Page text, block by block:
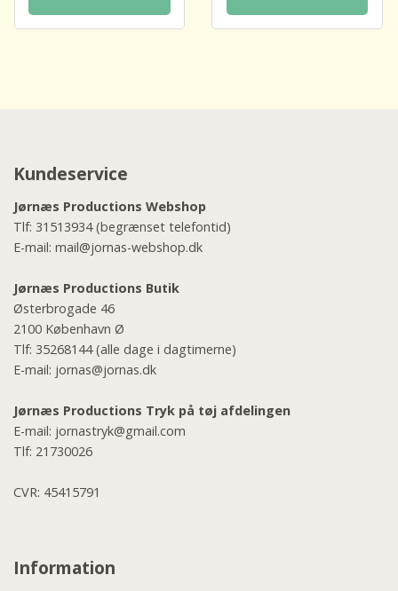
Kundeservice
Jørnæs Productions Webshop
Tlf: 31513934(begrænset telefontid)
E-mail: mail@jornas-webshop.dk
Jørnæs Productions Butik
Østerbrogade 46
2100 København Ø
Tlf: 35268144(alle dage i dagtimerne)
E-mail: jornas@jornas.dk
Jørnæs Productions Tryk på tøj afdelingen
E-mail: jornastryk@gmail.com
Tlf: 21730026
CVR: 45415791
Information